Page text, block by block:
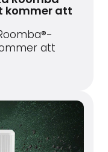
kommer att
att